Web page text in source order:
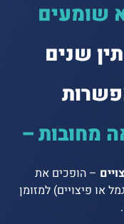
שומעים
שנים
מחובות –
– הופכים את
או פיצויים) למזומן